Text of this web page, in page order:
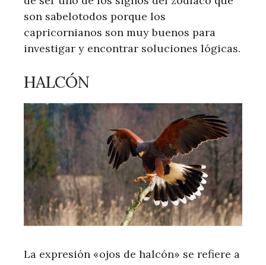
son sabelotodos porque los
capricornianos son muy buenos para
investigar y encontrar soluciones lógicas.
HALCÓN
La expresión «ojos de halcón» se refiere a